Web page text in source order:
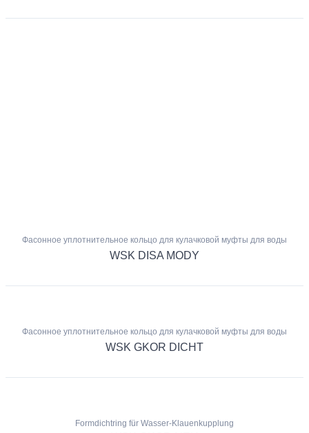
Фасонное уплотнительное кольцо для кулачковой муфты для воды
WSK DISA MODY
Фасонное уплотнительное кольцо для кулачковой муфты для воды
WSK GKOR DICHT
Formdichtring für Wasser-Klauenkupplung